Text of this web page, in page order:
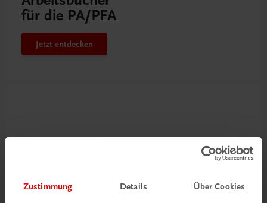
Zustimmung Details Über Cookies
für die PA/PFA
Jetzt entdecken